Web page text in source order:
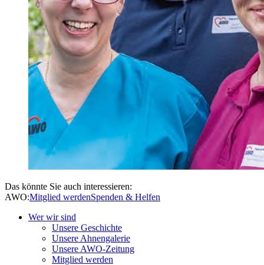
Das könnte Sie auch interessieren:
AWO:Mitglied werdenSpenden & Helfen
Wer wir sind
Unsere Geschichte
Unsere Ahnengalerie
Unsere AWO-Zeitung
Mitglied werden